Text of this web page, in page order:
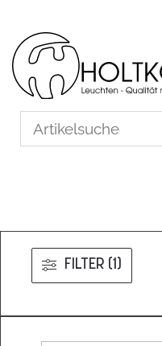
FILTER (1)